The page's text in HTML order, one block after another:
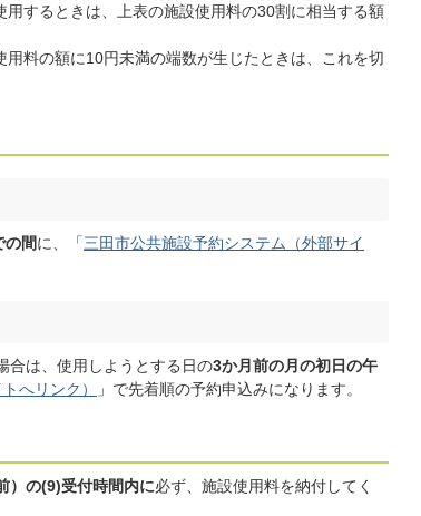
するときは、上表の施設使用料の30割に相当する額
料の額に10円未満の端数が生じたときは、これを切
の間に、「三田市公共施設予約システム（外部サイ
合は、使用しようとする日の3か月前の月の初日の午
へリンク） 」で先着順の予約申込みになります。
）の(9)受付時間内に必ず、施設使用料を納付してく